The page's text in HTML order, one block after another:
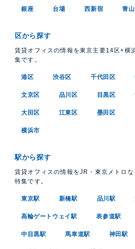
銀座 台場 西新宿 青山
区から探す
賃貸オフィスの情報を東京主要14区+横
集です。
港区 渋谷区 千代田区
文京区 品川区 目黒区
大田区 江東区 墨田区
横浜市
駅から探す
賃貸オフィスの情報をJR・東京メトロ
特集です。
東京駅 新橋駅 品川駅
高輪ゲートウェイ駅 表参道駅
中目黒駅 馬車道駅 神田駅